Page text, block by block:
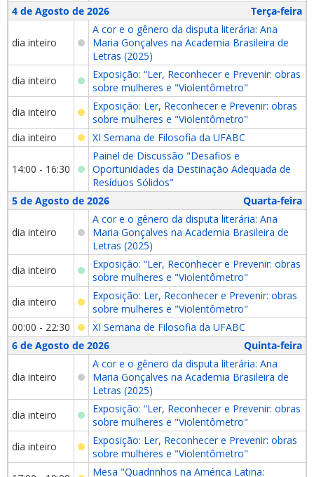
4 de Agosto de 2026
Terça-feira
dia inteiro
A cor e o gênero da disputa literária: Ana
Maria Gonçalves na Academia Brasileira de
Letras (2025)
dia inteiro
Exposição: “Ler, Reconhecer e Prevenir: obras
sobre mulheres e "Violentômetro"
dia inteiro
Exposição: Ler, Reconhecer e Prevenir: obras
sobre mulheres e "Violentômetro"
dia inteiro
XI Semana de Filosofia da UFABC
14:00 - 16:30
Painel de Discussão "Desafios e
Oportunidades da Destinação Adequada de
Resíduos Sólidos"
5 de Agosto de 2026
Quarta-feira
dia inteiro
A cor e o gênero da disputa literária: Ana
Maria Gonçalves na Academia Brasileira de
Letras (2025)
dia inteiro
Exposição: “Ler, Reconhecer e Prevenir: obras
sobre mulheres e "Violentômetro"
dia inteiro
Exposição: Ler, Reconhecer e Prevenir: obras
sobre mulheres e "Violentômetro"
00:00 - 22:30
XI Semana de Filosofia da UFABC
6 de Agosto de 2026
Quinta-feira
dia inteiro
A cor e o gênero da disputa literária: Ana
Maria Gonçalves na Academia Brasileira de
Letras (2025)
dia inteiro
Exposição: “Ler, Reconhecer e Prevenir: obras
sobre mulheres e "Violentômetro"
dia inteiro
Exposição: Ler, Reconhecer e Prevenir: obras
sobre mulheres e "Violentômetro"
Mesa "Quadrinhos na América Latina: